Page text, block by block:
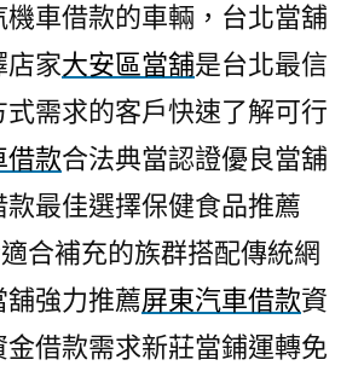
車借款的車輛，台北當舖
店家大安區當舖是台北最信
需求的客戶快速了解可行
借款合法典當認證優良當舖
最佳選擇保健食品推薦
合補充的族群搭配傳統網
舖強力推薦屏東汽車借款資
借款需求新莊當鋪運轉免